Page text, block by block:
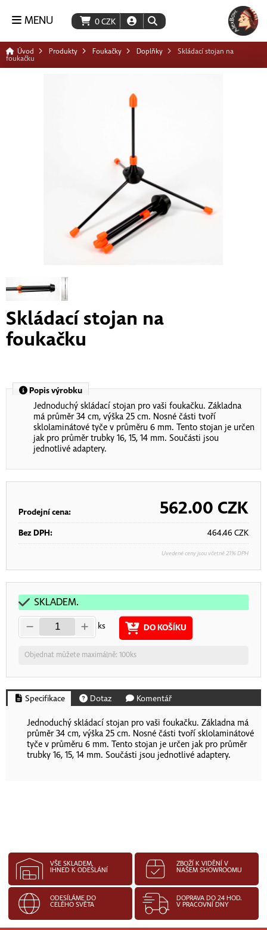
0CZK
MENU
Úvod Produkty Foukačky Doplňky Skládací stojan na
foukačku
Skládací stojan na
foukačku
Popis výrobku
Jednoduchý skládací stojan pro vaši foukačku. Základna
má průměr 34 cm, výška 25 cm. Nosné části tvoří
sklolaminátové tyče v průměru 6 mm. Tento stojan je určen
jak pro průměr trubky 16, 15, 14 mm. Součásti jsou
jednotlivé adaptery.
Prodejní cena: 562.00 CZK
Bez DPH: 464.46 CZK
Uvedené ceny jsou včetně 21% DPH
SKLADEM.
ks DO KOŠÍKU
Objednat můžete maximálně: 100ks
Specifikace Dotaz Komentář
Jednoduchý skládací stojan pro vaši foukačku. Základna má
průměr 34 cm, výška 25 cm. Nosné části tvoří sklolaminátové
tyče v průměru 6 mm. Tento stojan je určen jak pro průměr
trubky 16, 15, 14 mm. Součásti jsou jednotlivé adaptery.
VŠE SKLADEM,
IHNED K ODESLÁNÍ
ZBOŽÍ K VIDĚNÍ V
NAŠEM SHOWROOMU
ODESÍLÁME DO
CELÉHO SVĚTA
DOPRAVA DO 24 HOD.
V PRACOVNÍ DNY